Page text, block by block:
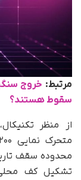
مرتبط: خروج
سقوط هستند؟
از منظر
محدوده سقف
تشکیل کف